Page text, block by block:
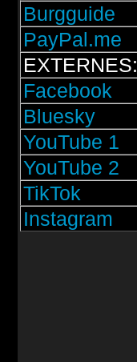
Burgguide
PayPal.me
EXTERNES:
Facebook
Bluesky
YouTube 1
YouTube 2
TikTok
Instagram